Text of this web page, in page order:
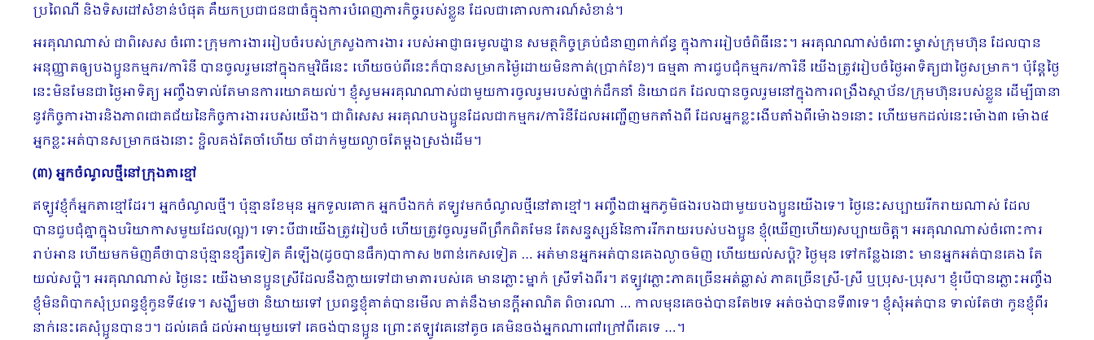
ប្រពៃណី និងទិសដៅសំខាន់បំផុត គឺយកប្រជាជនជាធំក្នុងការបំពេញភារកិច្ចរបស់ខ្លួន ដែលជាគោលការណ៍សំខាន់។
អរគុណណាស់ ជាពិសេស ចំពោះក្រុមការងាររៀបចំរបស់ក្រសួងការងារ របស់អាជ្ញាធរមូលដ្ឋាន សមត្ថកិច្ចគ្រប់ជំនាញពាក់ព័ន្ធ ក្នុងការរៀបចំពិធីនេះ។ អរគុណណាស់ចំពោះម្ចាស់ក្រុមហ៊ុន ដែលបាន
អនុញ្ញាតឲ្យបងប្អូនកម្មករ/ការិនី បានចូលរួមនៅក្នុងកម្មវិធីនេះ ហើយចប់ពីនេះក៏បានសម្រាកម្ង៉ៃដោយមិនកាត់(ប្រាក់ខែ)។ ធម្មតា ការជួបជុំកម្មករ/ការិនី យើងត្រូវរៀបចំថ្ងៃអាទិត្យជាថ្ងៃសម្រាក។ ប៉ុន្តែថ្ងៃ
នេះមិនមែនជាថ្ងៃអាទិត្យ អញ្ចឹងទាល់តែមានការយោគយល់។ ខ្ញុំសូមអរគុណណាស់ជាមួយការចូលរួមរបស់ថ្នាក់ដឹកនាំ និយោជក ដែលបានចូលរួមនៅក្នុងការពង្រឹងស្ថាប័ន/ក្រុមហ៊ុនរបស់ខ្លួន ដើម្បីធានា
នូវកិច្ចការងារនិងភាពជោគជ័យនៃកិច្ចការងាររបស់យើង។ ជាពិសេស អរគុណបងប្អូនដែលជាកម្មករ/ការិនីដែលអញ្ជើញមកតាំងពី ដែលអ្នកខ្លះងើបតាំងពីម៉ោង១នោះ ហើយមកដល់នេះម៉ោង៣ ម៉ោង៤
អ្នកខ្លះអត់បានសម្រាកផងនោះ ខ្ជិលគង់តែចាំហើយ ចាំដាក់មួយល្ងាចតែម្ដងស្រង់ដើម។
(៣) អ្នកចំណូលថ្មីនៅក្រុងតាខ្មៅ
ឥឡូវខ្ញុំក៏អ្នកតាខ្មៅដែរ។ អ្នកចំណូលថ្មី។ ប៉ុន្មានខែមុន អ្នកទួលគោក អ្នកបឹងកក់​ ឥឡូវមកចំណូលថ្មីនៅតាខ្មៅ។ អញ្ចឹងជាអ្នកភូមិផងរបងជាមួយបងប្អូនយើងទេ។ ថ្ងៃនេះសប្បាយរីករាយណាស់ ដែល
បានជួបជុំគ្នាក្នុងបរិយាកាសមួយដែល(ល្អ)។ ទោះបីជាយើងត្រូវរៀបចំ ហើយត្រូវចូលរួមពីព្រឹកពិតមែន តែសន្ទស្សន៍នៃការរីករាយរបស់បងប្អូន ខ្ញុំ(ឃើញហើយ)សប្បាយចិត្ត។ អរគុណណាស់ចំពោះការ
រាប់អាន ហើយមកមិញគឺថាបានប៉ុន្មានខ្សឺតទៀត គឺឡើង(ដូចបានផឹក)បាកាស ២ពាន់កេសទៀត … អត់មានអ្នកអត់បានគេងល្ងាចមិញ ហើយយល់សប្តិ? ថ្ងៃមុន ទៅកន្លែងនោះ មានអ្នកអត់បានគេង តែ
យល់សប្តិ។ អរគុណណាស់ ថ្ងៃនេះ យើងមានប្អូនស្រីដែលនឹងក្លាយទៅជាមាតារបស់គេ មានភ្លោះម្នាក់ ស្រីទាំងពីរ។ ឥឡូវភ្លោះភាគច្រើនអត់ឆ្លាស់ ភាគច្រើនស្រី-ស្រី ឬប្រុស-ប្រុស។ ខ្ញុំបើបានភ្លោះអញ្ចឹង
ខ្ញុំមិនពិបាកសុំប្រពន្ធខ្ញុំកូនទី៤ទេ។ សង្ឃឹមថា និយាយទៅ ប្រពន្ធខ្ញុំគាត់បានមើល គាត់នឹងមានក្ដីអាណិត ពិចារណា … កាលមុនគេចង់បានតែ២ទេ អត់ចង់បានទី៣ទេ។ ខ្ញុំសុំអត់បាន ទាល់តែថា កូនខ្ញុំពីរ
នាក់នេះគេសុំប្អូនបានៗ។ ដល់គេធំ ដល់អាយុមួយទៅ គេចង់បានប្អូន ព្រោះឥឡូវគេនៅតូច គេមិនចង់អ្នកណាពៅក្រៅពីគេទេ …។